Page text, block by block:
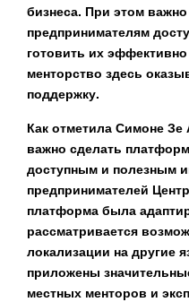
бизнеса. При этом
предпринимателям
готовить их
менторство здесь
поддержку.
Как отметила Симоне
важно сделать
доступным и полезным
предпринимателей
платформа была
рассматривается
локализации на другие
приложены
местных менторов и